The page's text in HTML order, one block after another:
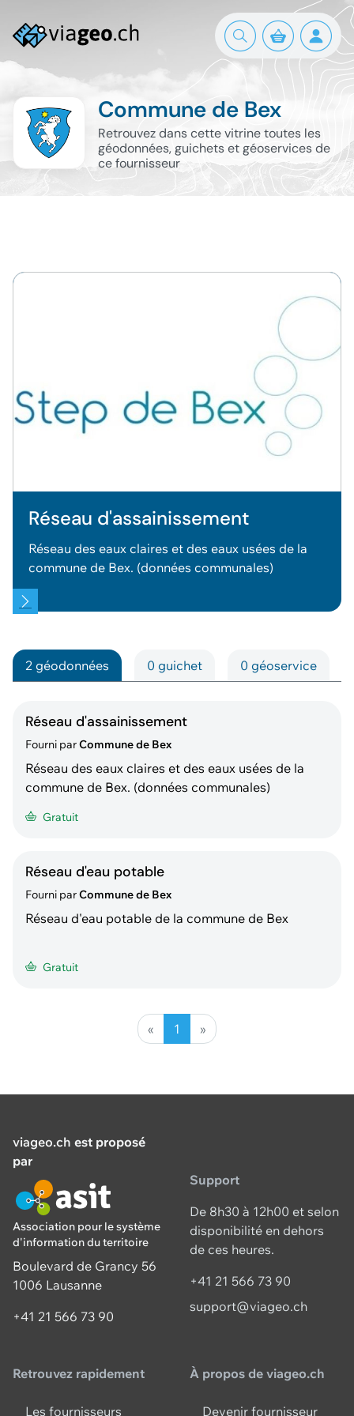
Commune de Bex
Retrouvez dans cette vitrine toutes les
géodonnées, guichets et géoservices de
ce fournisseur
Réseau d'assainissement
Réseau des eaux claires et des eaux usées de la
commune de Bex. (données communales)
2 géodonnées 0 guichet 0 géoservice
Réseau d'assainissement
Fourni parCommune de Bex
Réseau des eaux claires et des eaux usées de la
commune de Bex. (données communales)
Gratuit
Réseau d'eau potable
Fourni parCommune de Bex
Réseau d'eau potable de la commune de Bex
Gratuit
« 1 »
viageo.ch est proposé
par
Association pour le système
d'information du territoire
Boulevard de Grancy 56
1006 Lausanne
+41 21 566 73 90
Support
De 8h30 à 12h00 et selon
disponibilité en dehors
de ces heures.
+41 21 566 73 90
support@viageo.ch
Retrouvez rapidement
Les fournisseurs
À propos de viageo.ch
Devenir fournisseur